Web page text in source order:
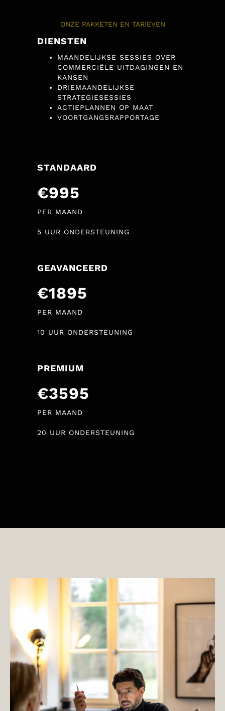
ONZE PAKKETEN EN TARIEVEN
DIENSTEN
MAANDELIJKSE SESSIES OVER
COMMERCIËLE UITDAGINGEN EN
KANSEN
DRIEMAANDELIJKSE
STRATEGIESESSIES
ACTIEPLANNEN OP MAAT
VOORTGANGSRAPPORTAGE
STANDAARD
€995
PER MAAND
5 UUR ONDERSTEUNING
GEAVANCEERD
€1895
PER MAAND
10 UUR ONDERSTEUNING
PREMIUM
€3595
PER MAAND
20 UUR ONDERSTEUNING